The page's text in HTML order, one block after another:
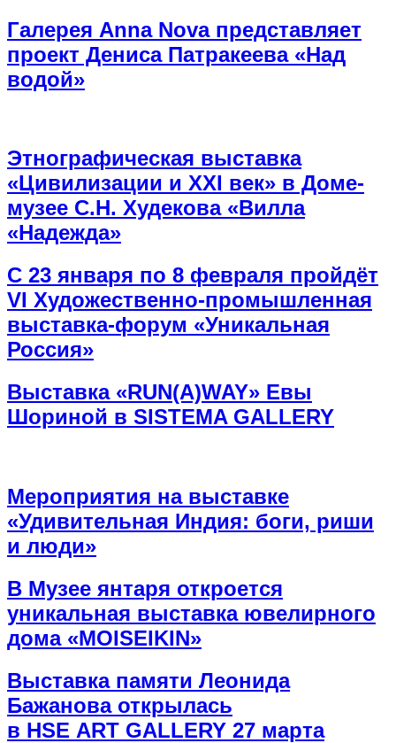
Галерея Anna Nova представляет
проект Дениса Патракеева «Над
водой»
Этнографическая выставка
«Цивилизации и ХХI век» в Доме-
музее С.Н. Худекова «Вилла
«Надежда»
С 23 января по 8 февраля пройдёт
VI Художественно-промышленная
выставка-форум «Уникальная
Россия»
Выставка «RUN(A)WAY» Евы
Шориной в SISTEMA GALLERY
Мероприятия на выставке
«Удивительная Индия: боги, риши
и люди»
В Музее янтаря откроется
уникальная выставка ювелирного
дома «MOISEIKIN»
Выставка памяти Леонида
Бажанова открылась
в HSE ART GALLERY 27 марта